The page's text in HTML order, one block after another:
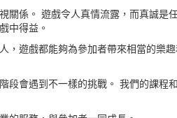
關係。 遊戲令人真情流露，而真誠是
中得益。
，遊戲都能夠為參加者帶來相當的
段會遇到不一樣的挑戰。 我們的課